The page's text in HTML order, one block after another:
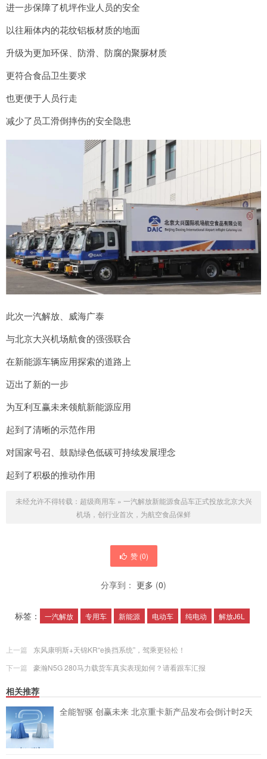
进一步保障了机坪作业人员的安全
以往厢体内的花纹铝板材质的地面
升级为更加环保、防滑、防腐的聚脲材质
更符合食品卫生要求
也更便于人员行走
减少了员工滑倒摔伤的安全隐患
此次一汽解放、威海广泰
与北京大兴机场航食的强强联合
在新能源车辆应用探索的道路上
迈出了新的一步
为互利互赢未来领航新能源应用
起到了清晰的示范作用
对国家号召、鼓励绿色低碳可持续发展理念
起到了积极的推动作用
未经允许不得转载： 超级商用车» 一汽解放新能源食品车正式投放北京大兴
机场，创行业首次，为航空食品保鲜
赞 (0)
分享到： 更多 (0)
标签： 一汽解放 专用车 新能源 电动车 纯电动 解放J6L
上一篇
东风康明斯+天锦KR“e换挡系统”，驾乘更轻松！
下一篇
豪瀚N5G 280马力载货车真实表现如何？请看跟车汇报
相关推荐
全能智驱 创赢未来 北京重卡新产品发布会倒计时2天